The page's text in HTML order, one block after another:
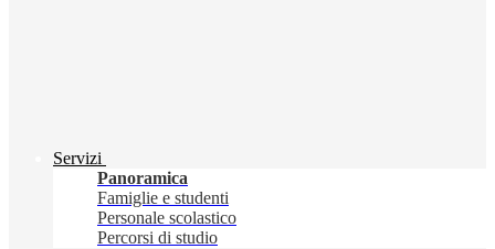
Servizi
Panoramica
Famiglie e studenti
Personale scolastico
Percorsi di studio